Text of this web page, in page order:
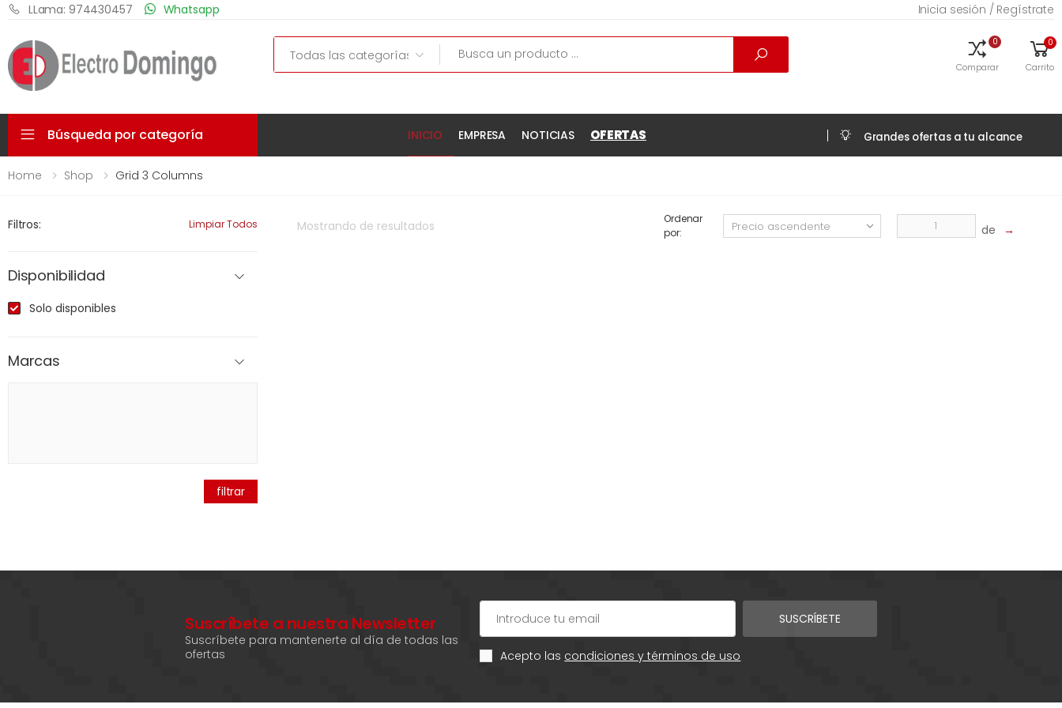
LLama: 974430457 Whatsapp Inicia sesión / Regístrate
Search 0
Comparar
0
Carrito
Búsqueda por categoría INICIO EMPRESA NOTICIAS OFERTAS Grandes ofertas a tu alcance
Home Shop Grid 3 Columns
Mostrando de resultados
Ordenar
por:
de →
Filtros: Limpiar Todos
Disponibilidad
Solo disponibles
Marcas
filtrar
Suscríbete a nuestra Newsletter
Suscríbete para mantenerte al día de todas las
ofertas
SUSCRÍBETE
Acepto las condiciones y términos de uso